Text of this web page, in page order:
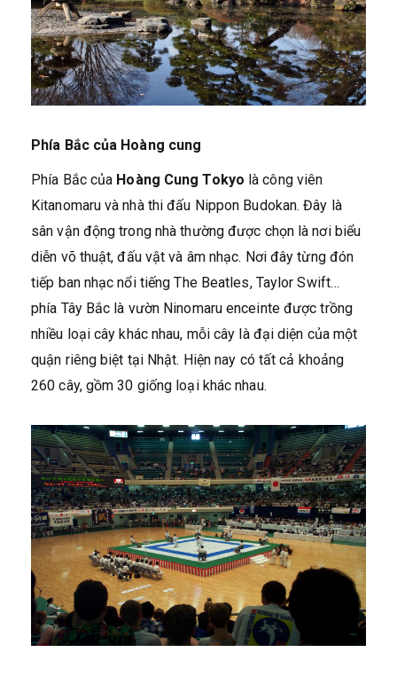
Phía Bắc của Hoàng cung
Phía Bắc của Hoàng Cung Tokyo là công viên
Kitanomaru và nhà thi đấu Nippon Budokan. Đây là
sân vận động trong nhà thường được chọn là nơi biểu
diễn võ thuật, đấu vật và âm nhạc. Nơi đây từng đón
tiếp ban nhạc nổi tiếng The Beatles, Taylor Swift…
phía Tây Bắc là vườn Ninomaru enceinte được trồng
nhiều loại cây khác nhau, mỗi cây là đại diện của một
quận riêng biệt tại Nhật. Hiện nay có tất cả khoảng
260 cây, gồm 30 giống loại khác nhau.